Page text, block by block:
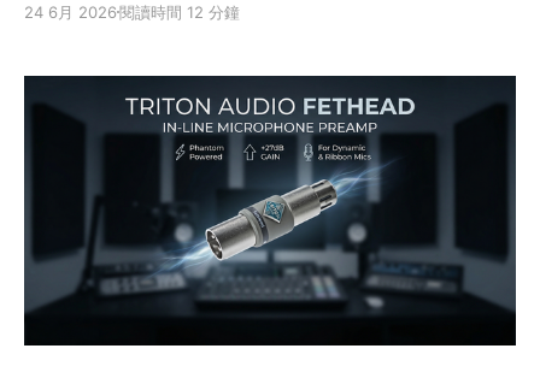
MV7X、MV7+、MV7i。很多人站在店裡分不出來該買哪
別不是音質高低，而是三種完全不同的錄音哲學：MV7X
把麥克風交給「你的系統」、MV7+ 自己一支就能搞定、
MV7i 則是「麥克風自己就是系統」。先講一個最多人踩
的雷：MV7X 沒有 USB，不能直接插電腦錄音 —— 這點
等下細講。 先給結論：三種錄音哲學，先看你有沒有錄音
合一） 連接方式只有 XLR註1 輸出USB-C + XLR 輸出
USB-C + XLR/樂器輸入
24 6月 2026閱讀時間 12 分鐘